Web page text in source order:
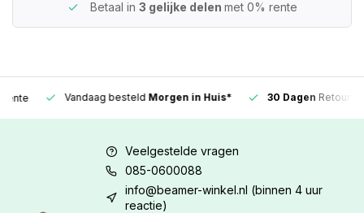
Betaal in 3 gelijke delen met 0% rente
Vandaag besteldMorgen in Huis* 30 DagenRetour*
Veelgestelde vragen
085-0600088
info@beamer-winkel.nl (binnen 4 uur
reactie)